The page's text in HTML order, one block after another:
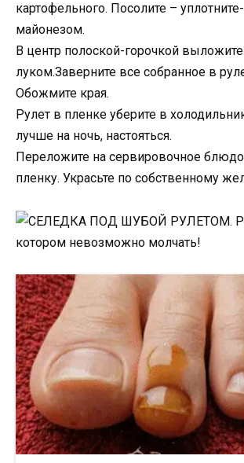
картофельного. Посолите –
майонезом.
В центр полоской-горочкой
луком.Заверните все собранное в
Обожмите края.
Рулет в пленке уберите в
лучше на ночь, настояться.
Переложите на сервировочное
пленку. Украсьте по собственному